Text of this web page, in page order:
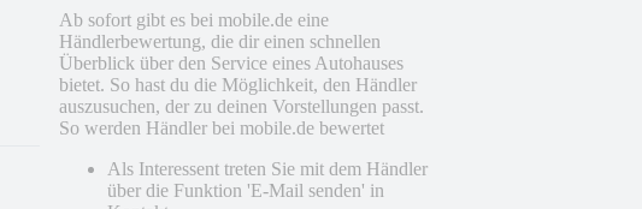
Ab sofort gibt es bei mobile.de eine
Händlerbewertung, die dir einen schnellen
Überblick über den Service eines Autohauses
bietet. So hast du die Möglichkeit, den Händler
auszusuchen, der zu deinen Vorstellungen passt.
So werden Händler bei mobile.de bewertet
Als Interessent treten Sie mit dem Händler
über die Funktion 'E-Mail senden' in